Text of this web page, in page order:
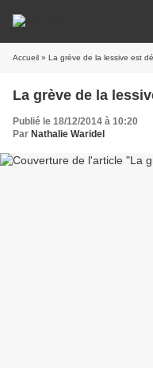
Accueil » La grève de la lessive est
La grève de la
Publié le 18/12/2014 à 10:20
Par Nathalie Waridel